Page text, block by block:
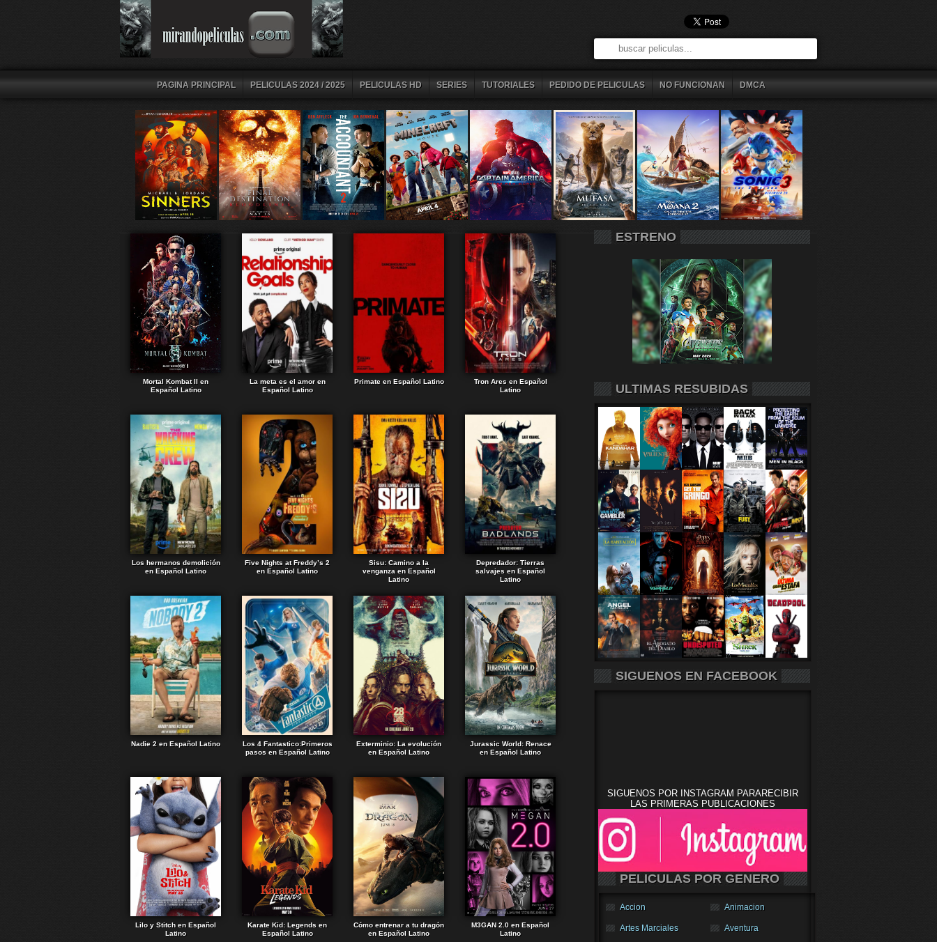
PAGINA PRINCIPAL PELICULAS 2024 / 2025 PELICULAS HD SERIES TUTORIALES PEDIDO DE PELICULAS NO FUNCIONAN DMCA
Mortal Kombat II en
Español Latino
La meta es el amor en
Español Latino
Primate en Español Latino
Tron Ares en Español
Latino
Los hermanos demolición
en Español Latino
Five Nights at Freddy’s 2
en Español Latino
Sisu: Camino a la
venganza en Español
Latino
Depredador: Tierras
salvajes en Español
Latino
Nadie 2 en Español Latino
Los 4 Fantastico:Primeros
pasos en Español Latino
Exterminio: La evolución
en Español Latino
Jurassic World: Renace
en Español Latino
Lilo y Stitch en Español
Latino
Karate Kid: Legends en
Español Latino
Cómo entrenar a tu dragón
en Español Latino
M3GAN 2.0 en Español
Latino
ESTRENO
ULTIMAS RESUBIDAS
SIGUENOS EN FACEBOOK
SIGUENOS POR INSTAGRAM PARARECIBIR
LAS PRIMERAS PUBLICACIONES
PELICULAS POR GENERO
Accion Animacion
Artes Marciales Aventura